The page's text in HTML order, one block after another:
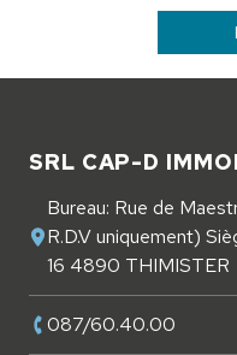
SRL CAP-D
Bureau: Rue de
R.D.V uniquement)
16 4890 THIMISTER
087/60.40.00